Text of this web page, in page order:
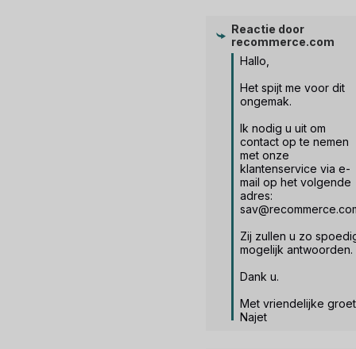
Reactie door
recommerce.com
Hallo,
Het spijt me voor dit
ongemak.
Ik nodig u uit om
contact op te nemen
met onze
klantenservice via e-
mail op het volgende
adres:
Zij zullen u zo
mogelijk antwoorden.
Dank u.
Met vriendelijke
Najet